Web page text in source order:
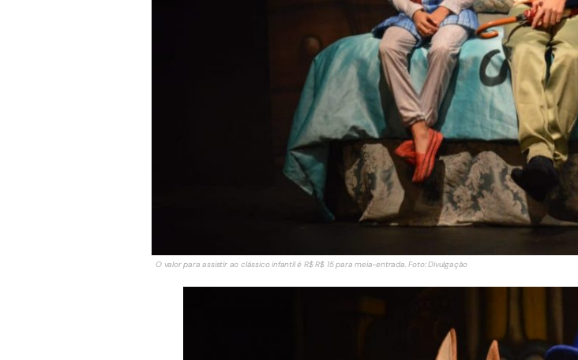
O valor para assistir ao clássico infantil é R$ R$ 15 para meia-entrada. Foto: Divulgação